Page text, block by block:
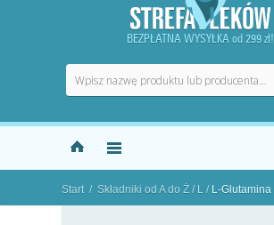
BEZPŁATNA WYSYŁKA od 299 zł!
Start / Składniki od A do Ż / L / L-Glutamina
"